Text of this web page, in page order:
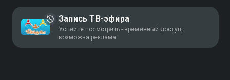
Запись ТВ-эфира
Успейте посмотреть - временный доступ,
возможна реклама